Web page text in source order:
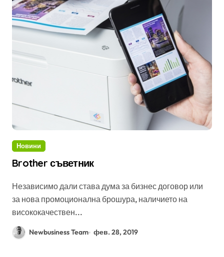
Новини
Brother съветник
Независимо дали става дума за бизнес договор или
за нова промоционална брошура, наличието на
висококачествен...
Newbusiness Team фев. 28, 2019